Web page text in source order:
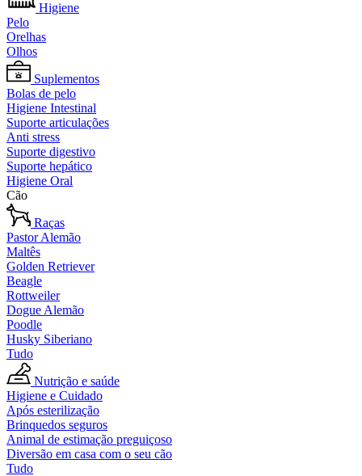
Higiene
Pelo
Orelhas
Olhos
Suplementos
Bolas de pelo
Higiene Intestinal
Suporte articulações
Anti stress
Suporte digestivo
Suporte hepático
Higiene Oral
Cão
Raças
Pastor Alemão
Maltês
Golden Retriever
Beagle
Rottweiler
Dogue Alemão
Poodle
Husky Siberiano
Tudo
Nutrição e saúde
Higiene e Cuidado
Após esterilização
Brinquedos seguros
Animal de estimação preguiçoso
Diversão em casa com o seu cão
Tudo